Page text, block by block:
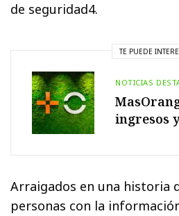
de seguridad4.
TE PUEDE
NOTICIAS
ingresos
Arraigados en una historia
personas con la